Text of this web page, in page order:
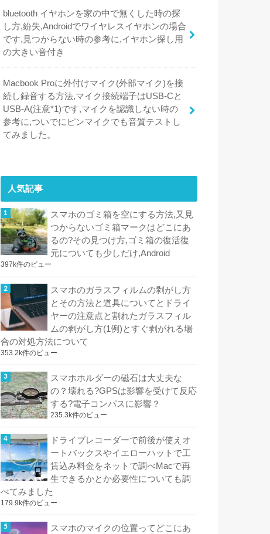
bluetooth イヤホンを家の中で無くした時の探
し方,紛失,Androidでワイヤレスイヤホンの場合
です,見つからない時の参考に,イヤホン探し用
の大きい音付き
Macbook Proに外付けマイク(外部マイク)を接
続し録音する方法,マイク接続端子はUSB-Cと
USB-A(注意*1)です,マイクを認識しない時の
参考に,ついでにピンマイクでも音質テストし
てみました。
人気記事
スマホのゴミ箱を空にする方法,又見
つからないゴミ箱マークはどこにあ
るの?その見つけ方,ゴミ箱の復活復
元についても少しだけ,Android
397k件のビュー
スマホのガラスフィルムの剥がし方
とその方法と道具についてとドライ
ヤーの注意点と割れたガラスフィル
ムの剥がし方(1例)とすぐ剥がれる場
合の対処方法について
353.2k件のビュー
スマホホルダーの磁石は大丈夫な
の？壊れる?GPSは影響を受けて反応
する?電子コンパスに影響？
235.3k件のビュー
ドライブレコーダーで前後が使えオ
ートバックスやイエローハットで工
賃込み料金をネットで調べMacで再
生できるかとか必要性についても調
べてみました
179.9k件のビュー
スマホのマイクの位置ってどこにあ